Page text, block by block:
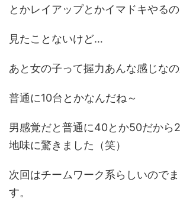
とかレイアップとかイマドキやるの
見たことないけど…
あと女の子って握力あんな感じな
普通に10台とかなんだね～
男感覚だと普通に40とか50だから
地味に驚きました（笑）
次回はチームワーク系らしいので
す。